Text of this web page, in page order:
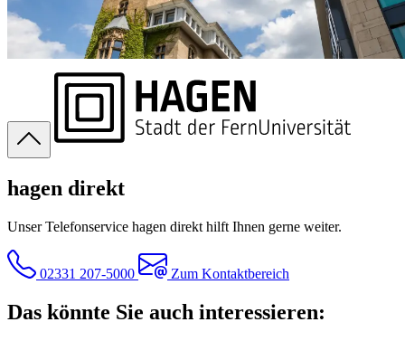
hagen direkt
Unser Telefonservice hagen direkt hilft Ihnen gerne weiter.
02331 207-5000 Zum Kontaktbereich
Das könnte Sie auch interessieren: